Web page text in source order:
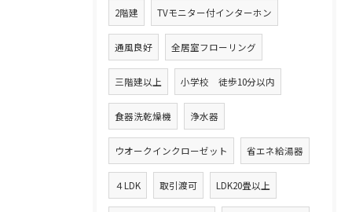
2階建 TVモニター付インターホン
通風良好 全居室フローリング
三階建以上 小学校 徒歩10分以内
食器洗乾燥機 浄水器
ウオークインクローゼット 省エネ給湯器
４LDK 取引渡可 LDK20畳以上